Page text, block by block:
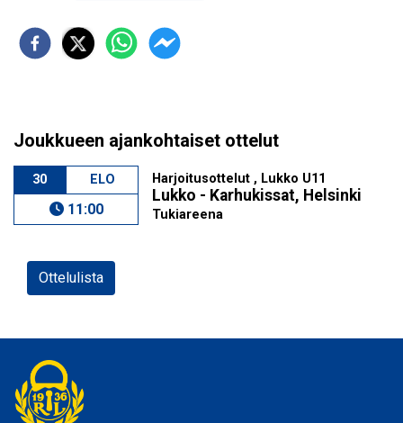
Joukkueen ajankohtaiset ottelut
30 ELO
11:00
Harjoitusottelut , Lukko U11
Lukko - Karhukissat, Helsinki
Tukiareena
Ottelulista